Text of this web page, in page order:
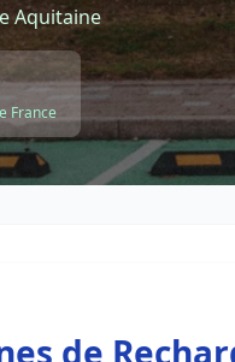
Aquitaine
France
de